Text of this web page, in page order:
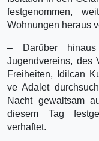
festgenommen,
Wohnungen heraus
– Darüber
Jugendvereins, des
Freiheiten, Idilcan
ve Adalet
Nacht gewaltsam
diesem Tag
verhaftet.